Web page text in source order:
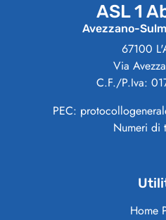
ASL 1
Avezzano-
67100
Via
C.F./P.Iva:
PEC:
Numeri di
Home